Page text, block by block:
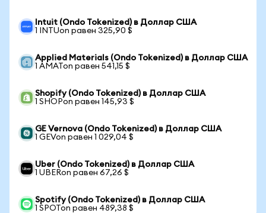
Intuit (Ondo Tokenized) в Доллар США
1 INTUon равен 325,90 $
Applied Materials (Ondo Tokenized) в Доллар США
1 AMATon равен 541,15 $
Shopify (Ondo Tokenized) в Доллар США
1 SHOPon равен 145,93 $
GE Vernova (Ondo Tokenized) в Доллар США
1 GEVon равен 1 029,04 $
Uber (Ondo Tokenized) в Доллар США
1 UBERon равен 67,26 $
Spotify (Ondo Tokenized) в Доллар США
1 SPOTon равен 489,38 $